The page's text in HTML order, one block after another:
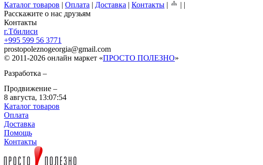
Каталог товаров | Оплата | Доставка | Контакты | | |
Расскажите о нас друзьям
Контакты
г.Тбилиси
+995 599 56 3771
prostopoleznogeorgia@gmail.com
© 2011-2026 онлайн маркет «ПРОСТО ПОЛЕЗНО»
Разработка –
Продвижение –
8 августа, 13:07:54
Каталог товаров
Оплата
Доставка
Помощь
Контакты